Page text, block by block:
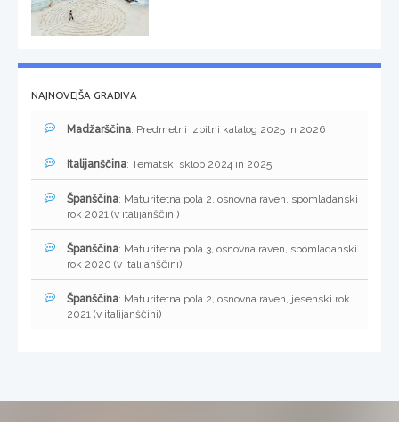
NAJNOVEJŠA GRADIVA
Madžarščina: Predmetni izpitni katalog 2025 in 2026
Italijanščina: Tematski sklop 2024 in 2025
Španščina: Maturitetna pola 2, osnovna raven, spomladanski
rok 2021 (v italijanščini)
Španščina: Maturitetna pola 3, osnovna raven, spomladanski
rok 2020 (v italijanščini)
Španščina: Maturitetna pola 2, osnovna raven, jesenski rok
2021 (v italijanščini)